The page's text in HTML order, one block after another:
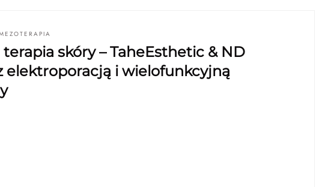
skóry – TaheEsthetic & ND
elektroporacją i wielofunkcyjną